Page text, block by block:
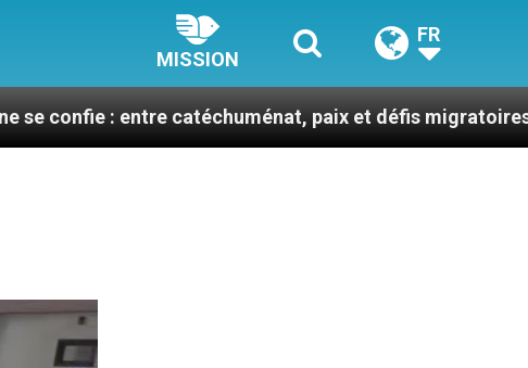
MISSION
FR
catéchuménat, paix et défis migratoires Léon